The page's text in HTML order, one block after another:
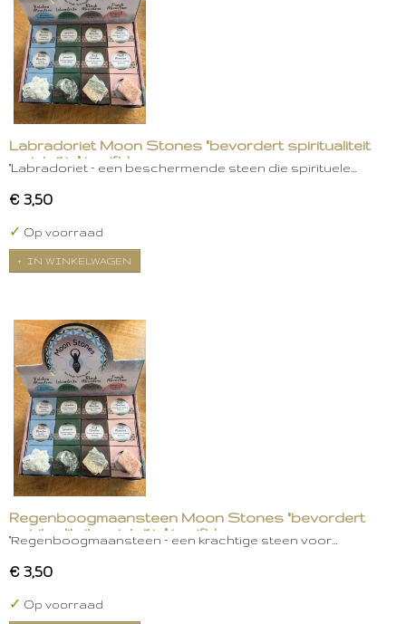
Labradoriet Moon Stones "bevordert spiritualiteit
en intuïtie" in gift box
"Labradoriet – een beschermende steen die spirituele…
€ 3,50
✓ Op voorraad
IN WINKELWAGEN
Regenboogmaansteen Moon Stones "bevordert
spiritualiteit en intuïtie" in gift box
"Regenboogmaansteen – een krachtige steen voor…
€ 3,50
✓ Op voorraad